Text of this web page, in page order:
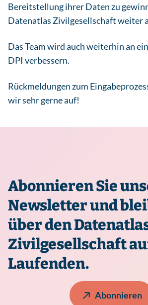
Bereitstellung ihrer Daten zu
Datenatlas Zivilgesellschaft weiter
Das Team wird auch weiterhin an
DPI verbessern.
Rückmeldungen zum
wir sehr gerne auf!
Abonnieren Sie
Newsletter und
über den
Zivilgesellschaft
Laufenden.
Abonnieren